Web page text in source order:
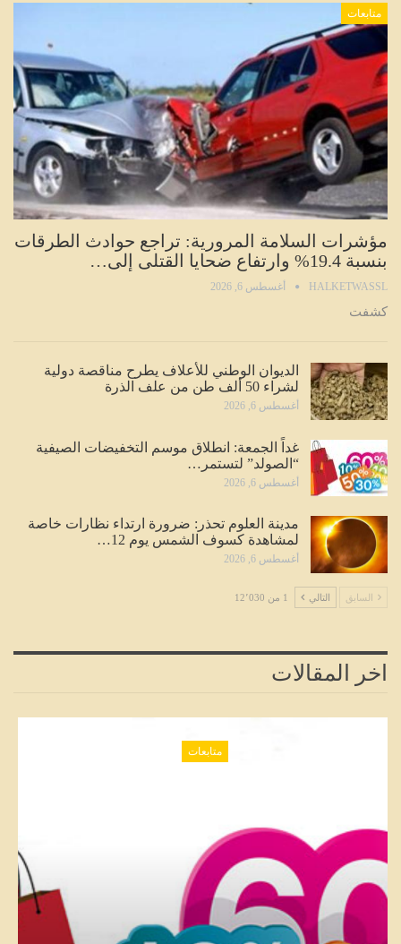
متابعات
مؤشرات السلامة المرورية: تراجع حوادث الطرقات
بنسبة 19.4% وارتفاع ضحايا القتلى إلى…
HALKETWASSL أغسطس 6, 2026
كشفت
الديوان الوطني للأعلاف يطرح مناقصة دولية
لشراء 50 ألف طن من علف الذرة
أغسطس 6, 2026
غداً الجمعة: انطلاق موسم التخفيضات الصيفية
“الصولد” لتستمر…
أغسطس 6, 2026
مدينة العلوم تحذر: ضرورة ارتداء نظارات خاصة
لمشاهدة كسوف الشمس يوم 12…
أغسطس 6, 2026
السابق التالي 1 من 12٬030
اخر المقالات
متابعات